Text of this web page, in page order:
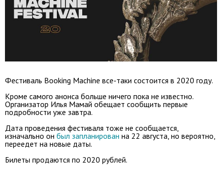
Фестиваль Booking Machine все-таки состоится в 2020 году.
Кроме самого анонса больше ничего пока не известно.
Организатор Илья Мамай обещает сообщить первые
подробности уже завтра.
Дата проведения фестиваля тоже не сообщается,
изначально он был запланирован на 22 августа, но вероятно,
переедет на новые даты.
Билеты продаются по 2020 рублей.